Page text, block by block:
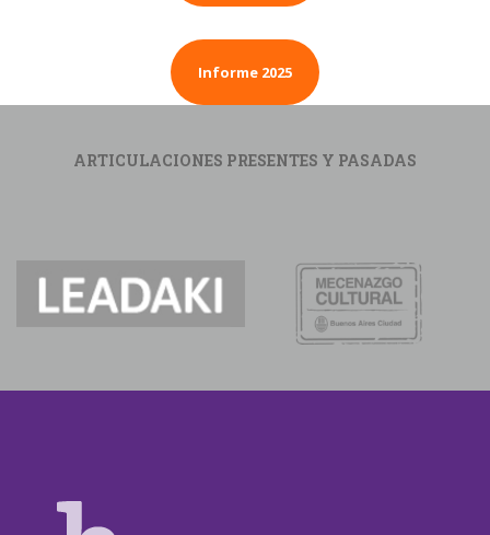
Informe 2025
ARTICULACIONES PRESENTES Y PASADAS